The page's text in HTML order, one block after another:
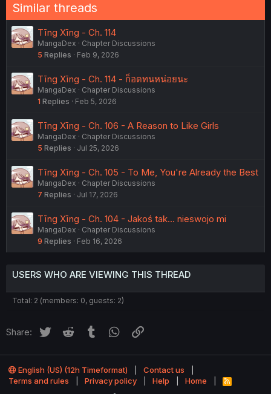
Similar threads
Tīng Xīng - Ch. 114
MangaDex
Chapter Discussions
5 Replies Feb 9, 2026
Tīng Xīng - Ch. 114 - ก็อดทนหน่อยนะ
MangaDex
Chapter Discussions
1 Replies Feb 5, 2026
Tīng Xīng - Ch. 106 - A Reason to Like Girls
MangaDex
Chapter Discussions
5 Replies Jul 25, 2026
Tīng Xīng - Ch. 105 - To Me, You're Already the Best
MangaDex
Chapter Discussions
7 Replies Jul 17, 2026
Tīng Xīng - Ch. 104 - Jakoś tak... nieswojo mi
MangaDex
Chapter Discussions
9 Replies Feb 16, 2026
USERS WHO ARE VIEWING THIS THREAD
Total: 2 (members: 0, guests: 2)
Share: Twitter Reddit Tumblr WhatsApp
English (US) (12h Timeformat)
Contact us
Terms and rules
Privacy policy Help Home
R
S